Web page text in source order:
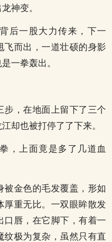
神变。
后一股大力传来，下一
飞而出，一道壮硕的身影
一拳轰出。
步，在地面上留下了三个
却也被打停了了下来。
，上面竟是多了几道血
被金色的毛发覆盖，形如
厚重无比。一双眼眸散发
口唇，在它脚下，有着一
纹极为复杂，虽然只有直